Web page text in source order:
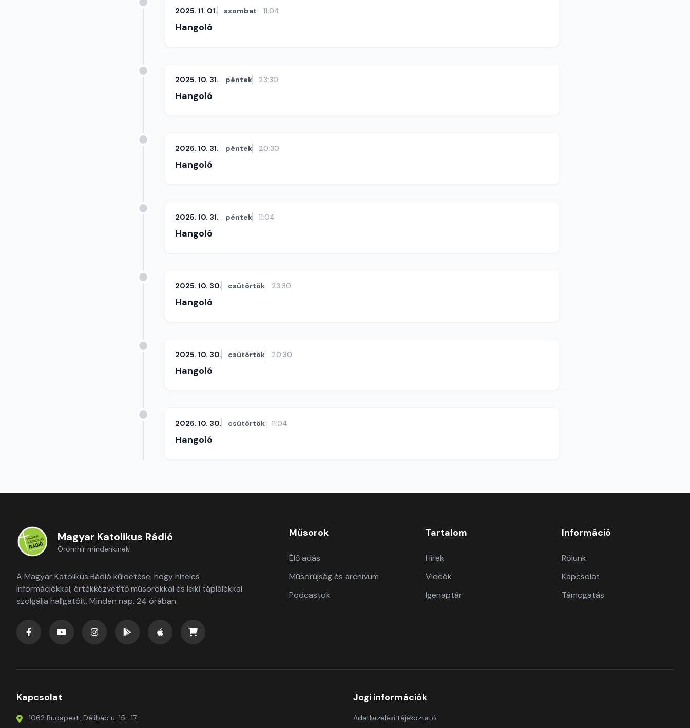
2025. 11. 01. szombat 11:04
Hangoló
2025. 10. 31. péntek 23:30
Hangoló
2025. 10. 31. péntek 20:30
Hangoló
2025. 10. 31. péntek 11:04
Hangoló
2025. 10. 30. csütörtök 23:30
Hangoló
2025. 10. 30. csütörtök 20:30
Hangoló
2025. 10. 30. csütörtök 11:04
Hangoló
Magyar Katolikus Rádió
Örömhír mindenkinek!
A Magyar Katolikus Rádió küldetése, hogy hiteles
információkkal, értékközvetítő műsorokkal és lelki táplálékkal
szolgálja hallgatóit. Minden nap, 24 órában.
Műsorok
Élő adás
Műsorújság és archívum
Podcastok
Tartalom
Hírek
Videók
Igenaptár
Információ
Rólunk
Kapcsolat
Támogatás
Kapcsolat
1062 Budapest, Délibáb u. 15.-17.
Jogi információk
Adatkezelési tájékoztató